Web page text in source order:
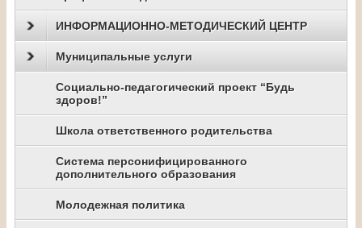
ИНФОРМАЦИОННО-МЕТОДИЧЕСКИЙ ЦЕНТР
Муниципальные услуги
Социально-педагогический проект “Будь
здоров!”
Школа ответственного родительства
Система персонифицированного
дополнительного образования
Молодежная политика